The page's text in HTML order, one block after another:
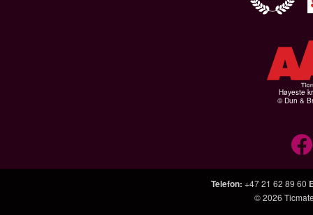
Høyeste
© Dun &
Telefon: +47 21 62 89 60
© 2026